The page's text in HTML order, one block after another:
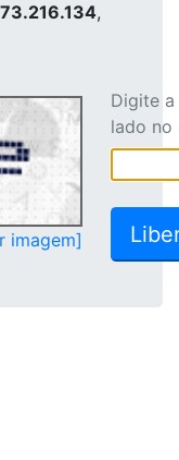
,
imagem]
Digite
lado no